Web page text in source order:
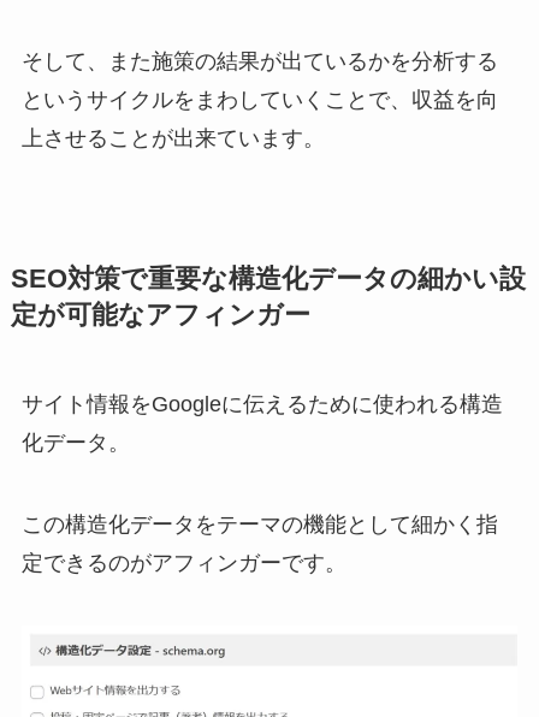
そして、また施策の結果が出ているかを分析する
というサイクルをまわしていくことで、収益を向
上させることが出来ています。
SEO対策で重要な構造化データの細かい設
定が可能なアフィンガー
サイト情報をGoogleに伝えるために使われる構造
化データ。
この構造化データをテーマの機能として細かく指
定できるのがアフィンガーです。